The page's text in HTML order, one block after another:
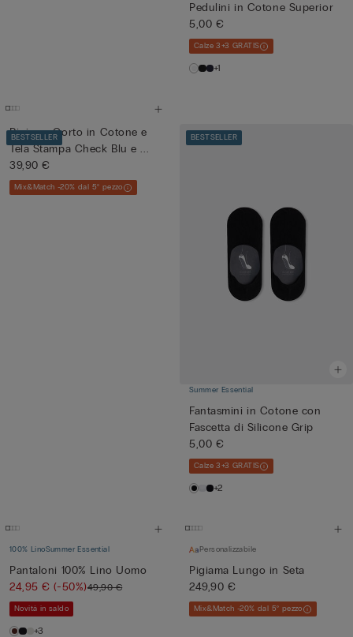
Pedulini in Cotone Superior
5,00 €
Calze 3+3 GRATIS
+1
BESTSELLER
Pigiama Corto in Cotone e
Tela Stampa Check Blu e ...
39,90 €
Mix&Match -20% dal 5° pezzo
BESTSELLER
Summer Essential
Fantasmini in Cotone con
Fascetta di Silicone Grip
5,00 €
Calze 3+3 GRATIS
+2
100% LinoSummer Essential
Pantaloni 100% Lino Uomo
24,95 €(-50%)49,90 €
Novità in saldo
+3
Personalizzabile
Pigiama Lungo in Seta
249,90 €
Mix&Match -20% dal 5° pezzo